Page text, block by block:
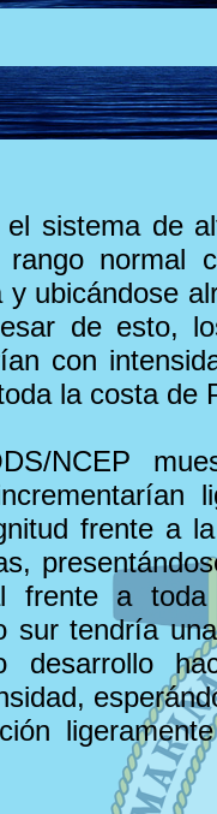
sistema de
normal
ubicándose
de esto,
con
la costa de
NCEP
frente a
frente a
sur tendría
desarrollo